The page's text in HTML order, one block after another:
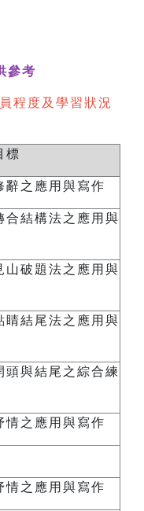
參考
程度及學習狀況
標
辭之應用與寫作
合結構法之應用與
山破題法之應用與
睛結尾法之應用與
頭與結尾之綜合練
情之應用與寫作
情之應用與寫作